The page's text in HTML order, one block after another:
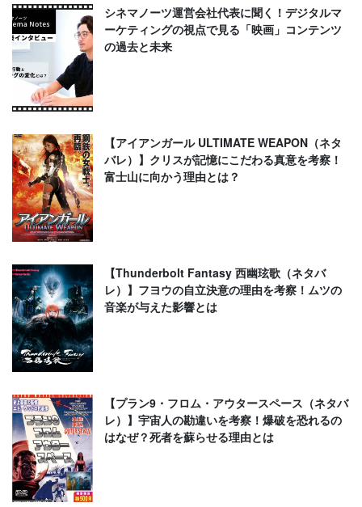
シネマノーツ運営会社代表に聞く！デジタルマ
ーケティングの視点で見る「映画」コンテンツ
の過去と未来
【アイアンガール ULTIMATE WEAPON（ネタ
バレ）】クリスが記憶にこだわる真意を考察！
富士山に向かう理由とは？
【Thunderbolt Fantasy 西幽玹歌（ネタバ
レ）】フヨウの自立決意の理由を考察！ムツの
音楽が与えた影響とは
【プラン9・フロム・アウタースペース（ネタバ
レ）】宇宙人の勘違いを考察！爆破を恐れるの
はなぜ？死者を蘇らせる理由とは